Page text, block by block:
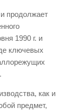
продолжает
1990 г. и
ключевых
как и
предмет,